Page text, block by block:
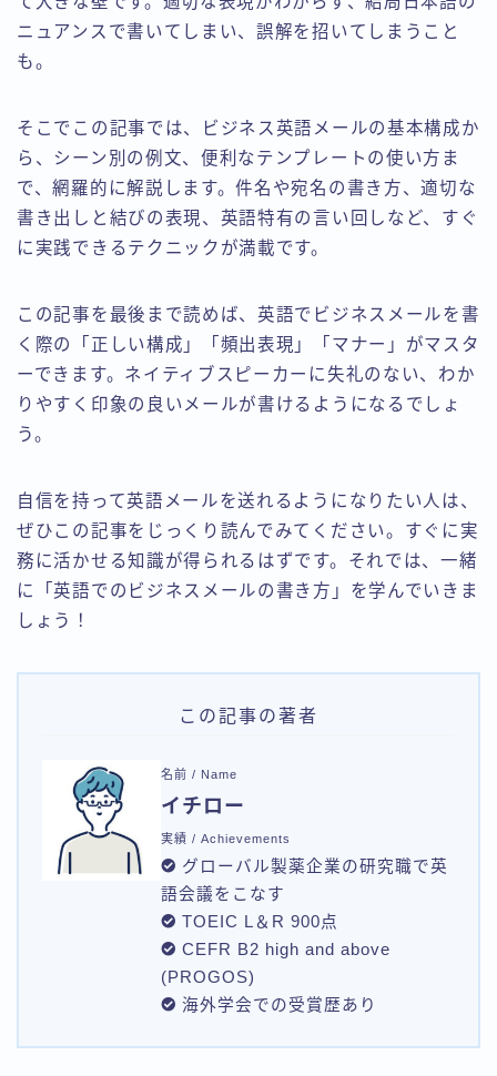
ニュアンスで書いてしまい、誤解を招いてしまうこと
も。
そこでこの記事では、ビジネス英語メールの基本構成か
ら、シーン別の例文、便利なテンプレートの使い方ま
で、網羅的に解説します。件名や宛名の書き方、適切な
書き出しと結びの表現、英語特有の言い回しなど、すぐ
に実践できるテクニックが満載です。
この記事を最後まで読めば、英語でビジネスメールを書
く際の「正しい構成」「頻出表現」「マナー」がマスタ
ーできます。ネイティブスピーカーに失礼のない、わか
りやすく印象の良いメールが書けるようになるでしょ
う。
自信を持って英語メールを送れるようになりたい人は、
ぜひこの記事をじっくり読んでみてください。すぐに実
務に活かせる知識が得られるはずです。それでは、一緒
に「英語でのビジネスメールの書き方」を学んでいきま
しょう！
この記事の著者
名前 / Name
イチロー
実績 / Achievements
グローバル製薬企業の研究職で英
語会議をこなす
TOEIC L＆R 900点
CEFR B2 high and above
(PROGOS)
海外学会での受賞歴あり